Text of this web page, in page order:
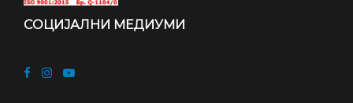
СОЦИЈАЛНИ МЕДИУМИ